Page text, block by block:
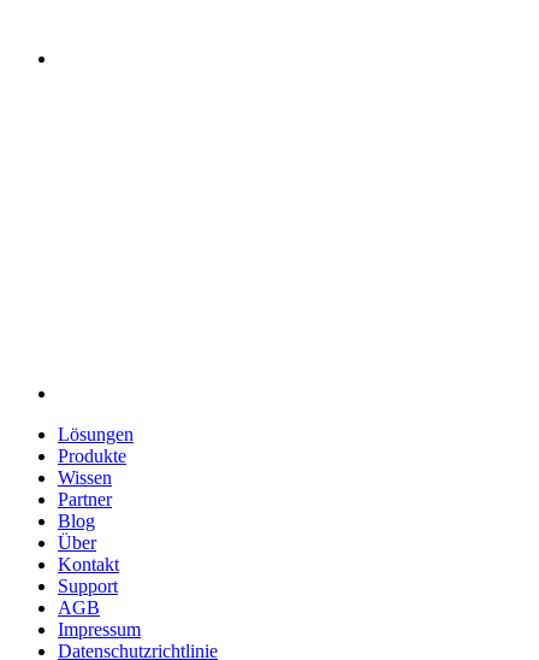
Lösungen
Produkte
Wissen
Partner
Blog
Über
Kontakt
Support
AGB
Impressum
Datenschutzrichtlinie